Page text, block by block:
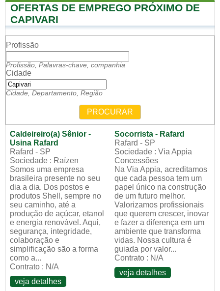
OFERTAS DE EMPREGO PRÓXIMO DE
CAPIVARI
Profissão
Profissão, Palavras-chave, companhia
Cidade
Cidade, Departamento, Região
PROCURAR
Caldeireiro(a) Sênior -
Usina Rafard
Rafard - SP
Sociedade : Raízen
Somos uma empresa
brasileira presente no seu
dia a dia. Dos postos e
produtos Shell, sempre no
seu caminho, até a
produção de açúcar, etanol
e energia renovável. Aqui,
segurança, integridade,
colaboração e
simplificação são a forma
como a...
Contrato : N/A
veja detalhes
Socorrista - Rafard
Rafard - SP
Sociedade : Via Appia
Concessões
Na Via Appia, acreditamos
que cada pessoa tem um
papel único na construção
de um futuro melhor.
Valorizamos profissionais
que querem crescer, inovar
e fazer a diferença em um
ambiente que transforma
vidas. Nossa cultura é
guiada por valor...
Contrato : N/A
veja detalhes